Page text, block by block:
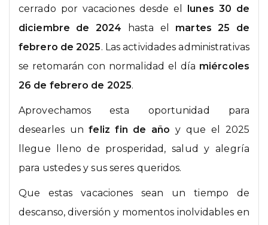
cerrado por vacaciones desde el lunes 30 de
diciembre de 2024 hasta el martes 25 de
febrero de 2025. Las actividades administrativas
se retomarán con normalidad el día miércoles
26 de febrero de 2025.
Aprovechamos esta oportunidad para
desearles unfeliz fin de año y que el 2025
llegue lleno de prosperidad, salud y alegría
para ustedes y sus seres queridos.
Que estas vacaciones sean un tiempo de
descanso, diversión y momentos inolvidables en